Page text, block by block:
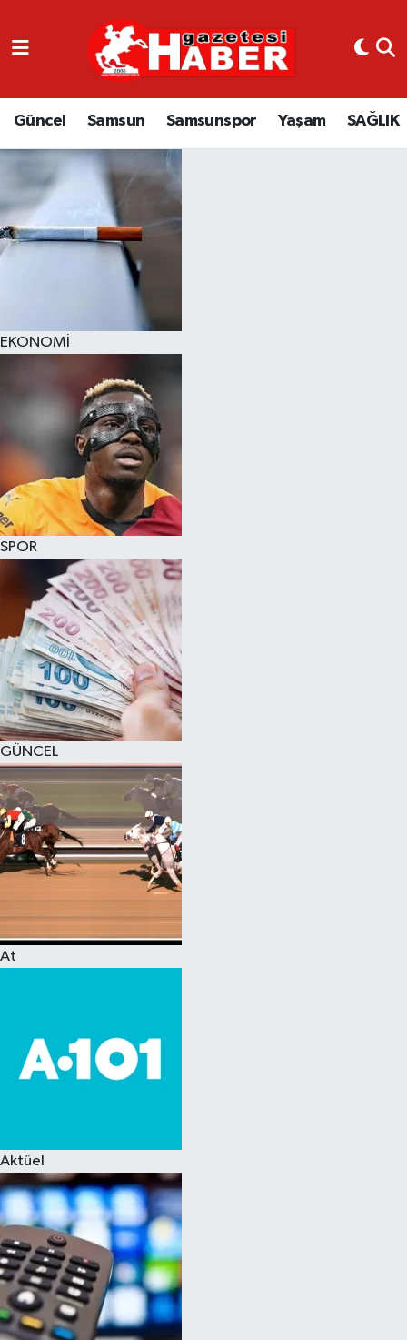
Güncel Samsun Samsunspor Yaşam SAĞLIK
EKONOMİ
SPOR
GÜNCEL
At
Aktüel
GÜNCEL
SAMSUN
SAMSUNSPOR
EKONOMİ
YAŞAM